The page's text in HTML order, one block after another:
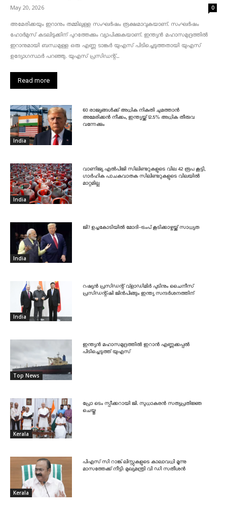
May 20, 2026 0
അമേരിക്കയും ഇറാനും തമ്മിലുള്ള സംഘർഷം രൂക്ഷമാവുകയാണ്. സംഘർഷം
ഹോർമുസ് കടലിടുക്കിന് പുറത്തേക്കും വ്യാപിക്കുകയാണ്. ഇന്ത്യൻ മഹാസമുദ്രത്തിൽ
ഇറാനുമായി ബന്ധമുള്ള ഒരു എണ്ണ ടാങ്കർ യുഎസ് പിടിച്ചെടുത്തതായി യുഎസ്
ഉദ്യോഗസ്ഥർ പറഞ്ഞു. യുഎസ് പ്രസിഡന്റ്...
Read more
India
60 രാജ്യങ്ങൾക്ക് അധിക നികുതി ചുമത്താൻ
അമേരിക്കൻ നീക്കം, ഇന്ത്യയ്ക്ക് 12.5% അധിക തീരുവ
വന്നേക്കും
India
വാണിജ്യ എൽപിജി സിലിണ്ടറുകളുടെ വില 42 രൂപ കൂട്ടി,
ഗാർഹിക പാചകവാതക സിലിണ്ടറുകളുടെ വിലയിൽ
മാറ്റമില്ല
India
ജി7 ഉച്ചകോടിയിൽ മോദി-ട്രംപ് കൂടിക്കാഴ്ചയ്ക്ക് സാധ്യത
India
റഷ്യൻ പ്രസിഡന്റ് വ്‌ളാഡിമിർ പുടിനും ചൈനീസ്
പ്രസിഡന്റ്ഷി ജിൻപിങ്ങും ഇന്ത്യ സന്ദർശനത്തിന്
Top News
ഇന്ത്യൻ മഹാസമുദ്രത്തിൽ ഇറാൻ എണ്ണക്കപ്പൽ
പിടിച്ചെടുത്ത് യുഎസ്
Kerala
പ്രോ ടെം സ്പീക്കറായി ജി. സുധാകരൻ സത്യപ്രതിജ്ഞ
ചെയ്തു
Kerala
പിഎസ് സി റാങ്ക് ലിസ്റ്റുകളുടെ കാലാവധി മൂന്നു
മാസത്തേക്ക് നീട്ടി: മുഖ്യമന്ത്രി വി ഡി സതീശൻ